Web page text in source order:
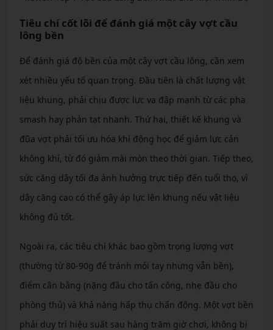
Tiêu chí cốt lõi để đánh giá một cây vợt cầu
lông bền
Để đánh giá độ bền của một cây vợt cầu lông, cần xem
xét nhiều yếu tố quan trọng. Đầu tiên là chất lượng vật
liệu khung, phải chịu được lực va đập mạnh từ các pha
smash hay phản tạt nhanh. Thứ hai, thiết kế khung và
đũa vợt phải tối ưu hóa khí động học để giảm lực cản
không khí, từ đó giảm mài mòn theo thời gian. Tiếp theo,
sức căng dây tối đa ảnh hưởng trực tiếp đến tuổi thọ, vì
dây căng cao có thể gây áp lực lên khung nếu vật liệu
không đủ tốt.
Ngoài ra, các tiêu chí khác bao gồm trọng lượng vợt
(thường từ 80-90g để tránh mỏi tay nhưng vẫn bền),
điểm cân bằng (nặng đầu cho tấn công, nhẹ đầu cho
phòng thủ) và khả năng hấp thụ chấn động. Một vợt bền
phải duy trì hiệu suất sau hàng trăm giờ chơi, không bị